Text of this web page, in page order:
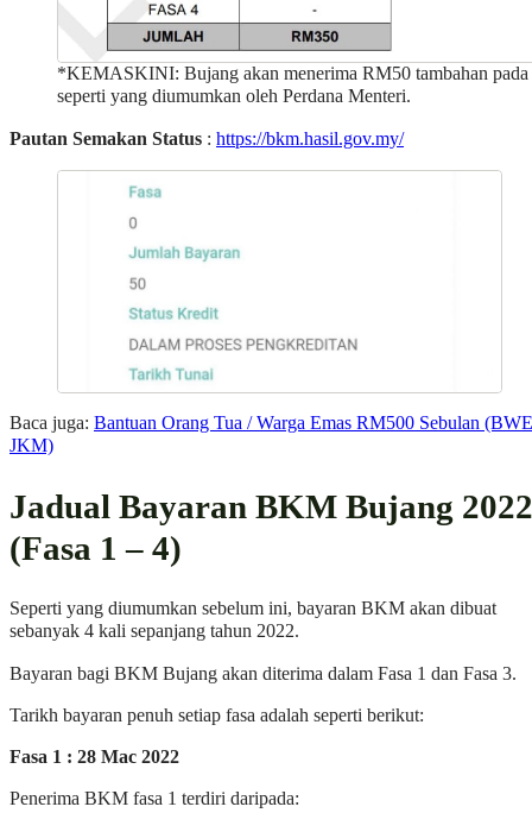
*KEMASKINI: Bujang akan menerima RM50 tambahan pada
seperti yang diumumkan oleh Perdana Menteri.
Pautan Semakan Status : https://bkm.hasil.gov.my/
Baca juga: Bantuan Orang Tua / Warga Emas RM500 Sebulan (BWE
JKM)
Jadual Bayaran BKM Bujang 2022
(Fasa 1 – 4)
Seperti yang diumumkan sebelum ini, bayaran BKM akan dibuat
sebanyak 4 kali sepanjang tahun 2022.
Bayaran bagi BKM Bujang akan diterima dalam Fasa 1 dan Fasa 3.
Tarikh bayaran penuh setiap fasa adalah seperti berikut:
Fasa 1 : 28 Mac 2022
Penerima BKM fasa 1 terdiri daripada: